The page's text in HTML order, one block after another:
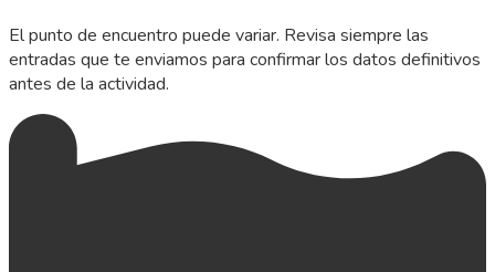
El punto de encuentro puede variar. Revisa siempre las
entradas que te enviamos para confirmar los datos definitivos
antes de la actividad.